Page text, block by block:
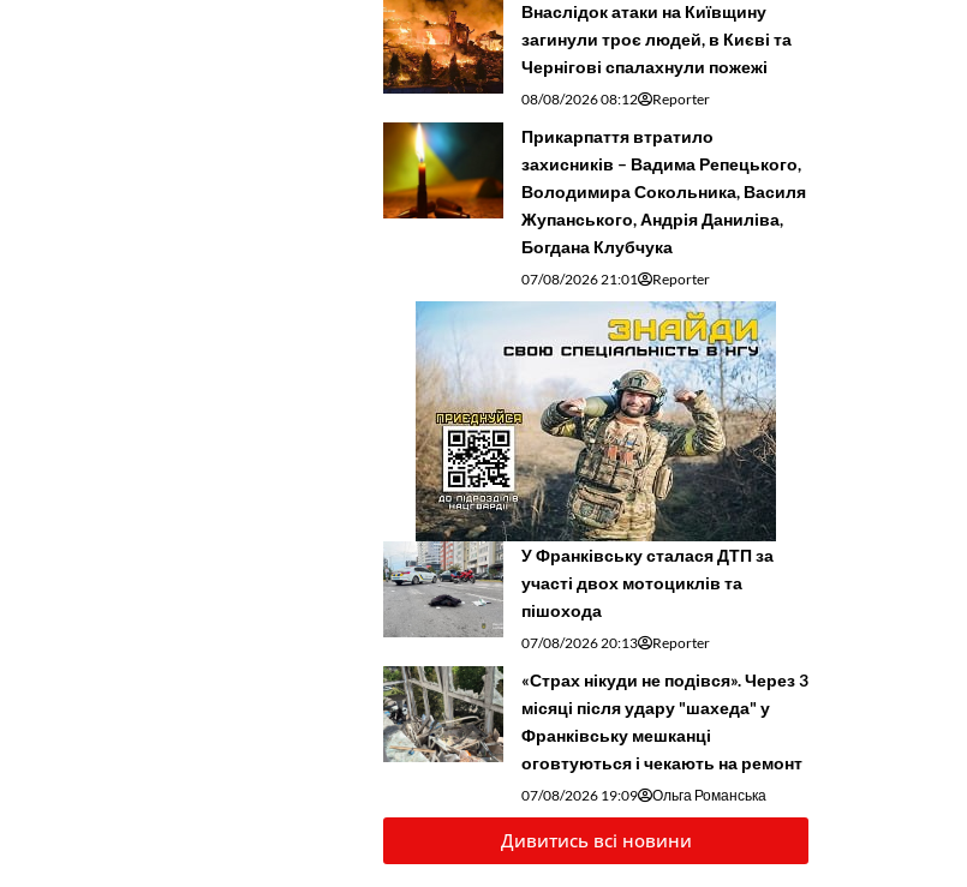
Внаслідок атаки на Київщину
загинули троє людей, в Києві та
Чернігові спалахнули пожежі
08/08/2026 08:12 Reporter
Прикарпаття втратило
захисників – Вадима Репецького,
Володимира Сокольника, Василя
Жупанського, Андрія Даниліва,
Богдана Клубчука
07/08/2026 21:01 Reporter
У Франківську сталася ДТП за
участі двох мотоциклів та
пішохода
07/08/2026 20:13 Reporter
«Страх нікуди не подівся». Через 3
місяці після удару "шахеда" у
Франківську мешканці
оговтуються і чекають на ремонт
07/08/2026 19:09 Ольга Романська
Дивитись всі новини